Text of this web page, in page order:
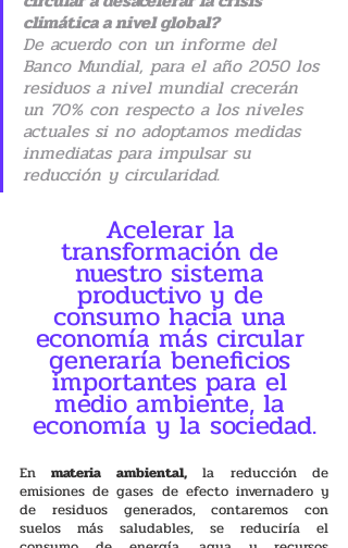
climática a nivel global?
De acuerdo con un informe del
Banco Mundial, para el año 2050 los
residuos a nivel mundial crecerán
un 70% con respecto a los niveles
actuales si no adoptamos medidas
inmediatas para impulsar su
reducción y circularidad.
Acelerar la
transformación de
nuestro sistema
productivo y de
consumo hacia una
economía más circular
generaría beneficios
importantes para el
medio ambiente, la
economía y la sociedad.
En materia ambiental, la reducción de
emisiones de gases de efecto invernadero y
de residuos generados, contaremos con
suelos más saludables, se reduciría el